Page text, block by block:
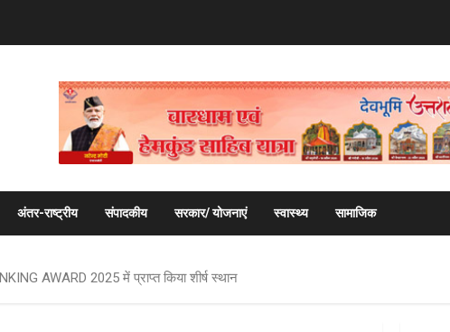
अंतर-राष्ट्रीय संपादकीय सरकार/ योजनाएं स्वास्थ्य सामाजिक
AWARD 2025 में प्राप्त किया शीर्ष स्थान